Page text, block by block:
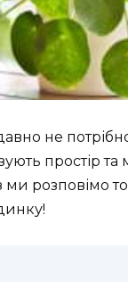
не
простір та
розповімо